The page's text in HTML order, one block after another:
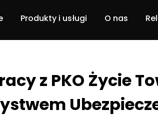
Produkty i usługi
DBCU
Portal pacjenta
O nas
z PKO Życie